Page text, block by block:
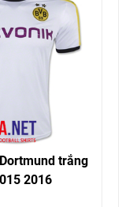
trắng
2016